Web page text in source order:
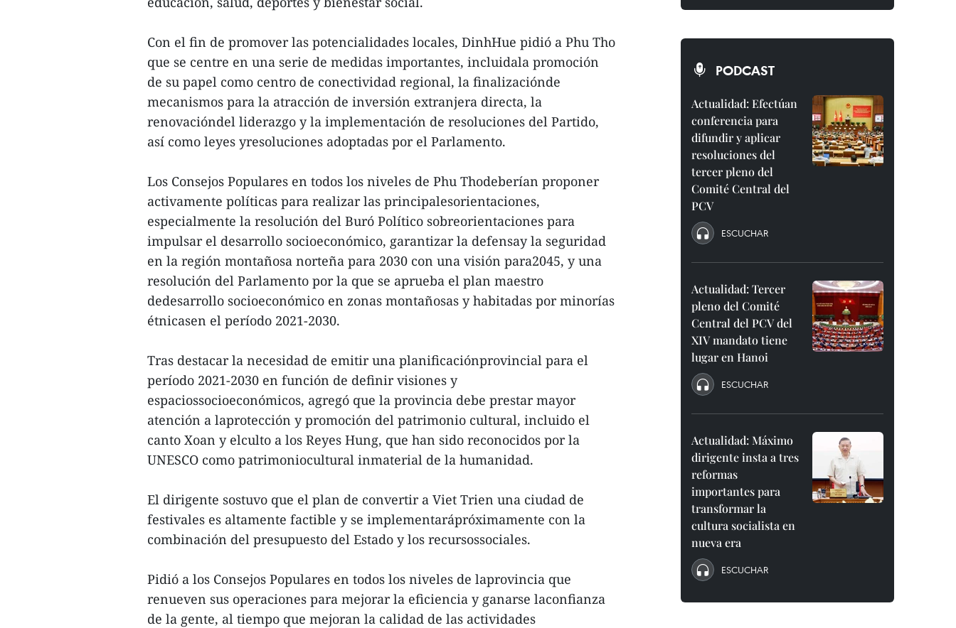
Con el fin de promover las potencialidades locales, DinhHue pidió a Phu Tho
que se centre en una serie de medidas importantes, incluidala promoción
de su papel como centro de conectividad regional, la finalizaciónde
mecanismos para la atracción de inversión extranjera directa, la
renovacióndel liderazgo y la implementación de resoluciones del Partido,
así como leyes yresoluciones adoptadas por el Parlamento.
Los Consejos Populares en todos los niveles de Phu Thodeberían proponer
activamente políticas para realizar las principalesorientaciones,
especialmente la resolución del Buró Político sobreorientaciones para
impulsar el desarrollo socioeconómico, garantizar la defensay la seguridad
en la región montañosa norteña para 2030 con una visión para2045, y una
resolución del Parlamento por la que se aprueba el plan maestro
dedesarrollo socioeconómico en zonas montañosas y habitadas por minorías
étnicasen el período 2021-2030.
Tras destacar la necesidad de emitir una planificaciónprovincial para el
período 2021-2030 en función de definir visiones y
espaciossocioeconómicos, agregó que la provincia debe prestar mayor
atención a laprotección y promoción del patrimonio cultural, incluido el
canto Xoan y elculto a los Reyes Hung, que han sido reconocidos por la
UNESCO como patrimoniocultural inmaterial de la humanidad.
El dirigente sostuvo que el plan de convertir a Viet Trien una ciudad de
festivales es altamente factible y se implementarápróximamente con la
combinación del presupuesto del Estado y los recursossociales.
Pidió a los Consejos Populares en todos los niveles de laprovincia que
renueven sus operaciones para mejorar la eficiencia y ganarse laconfianza
de la gente, al tiempo que mejoran la calidad de las actividades
PODCAST
Actualidad: Efectúan
conferencia para
difundir y aplicar
resoluciones del
tercer pleno del
Comité Central del
PCV
ESCUCHAR
Actualidad: Tercer
pleno del Comité
Central del PCV del
XIV mandato tiene
lugar en Hanoi
ESCUCHAR
Actualidad: Máximo
dirigente insta a tres
reformas
importantes para
transformar la
cultura socialista en
nueva era
ESCUCHAR